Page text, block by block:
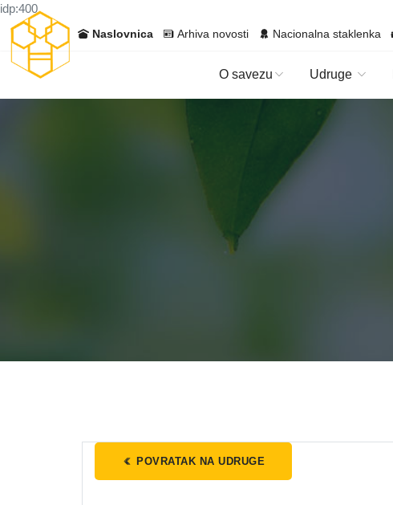
idp:400
Naslovnica Arhiva novosti Nacionalna staklenka
O savezu Udruge
POVRATAK NA UDRUGE